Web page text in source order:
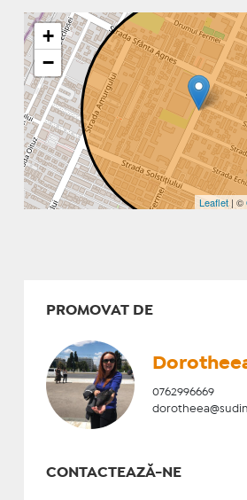
+
−
Leaflet| ©
PROMOVAT DE
0762996669
CONTACTEAZĂ-NE